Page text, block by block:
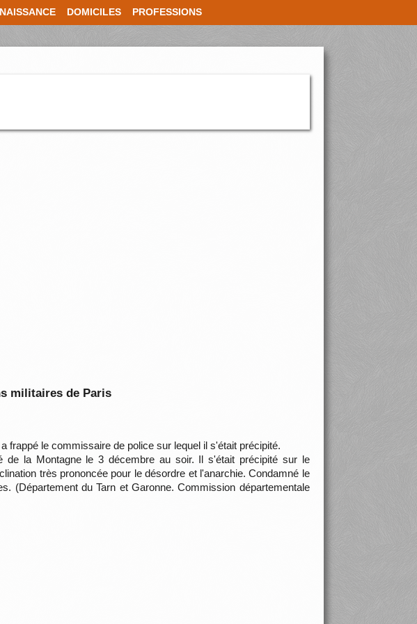
DOMICILES PROFESSIONS
militaires de Paris
frappé le commissaire de police sur lequel il s'était précipité.
de la Montagne le 3 décembre au soir. Il s'était précipité sur le
très prononcée pour le désordre et l'anarchie. Condamné le
(Département du Tarn et Garonne. Commission départementale